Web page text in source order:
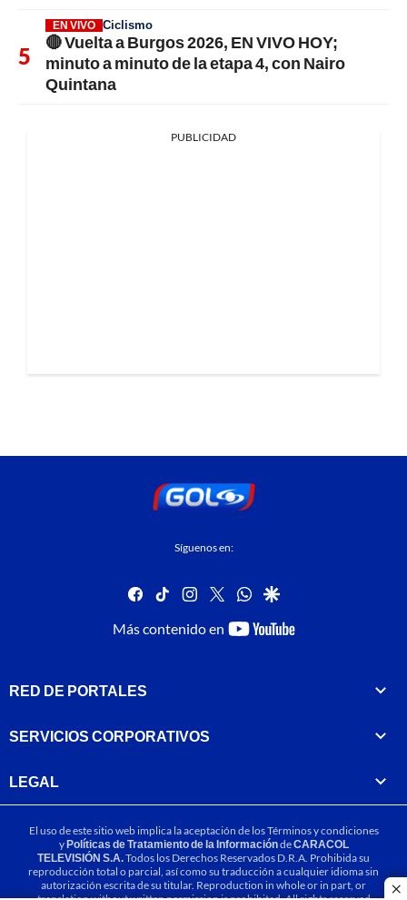
EN VIVO Ciclismo
🔴 Vuelta a Burgos 2026, EN VIVO HOY;
minuto a minuto de la etapa 4, con Nairo
Quintana
PUBLICIDAD
Síguenos en:
facebook
tiktok instagram
twitterwhatsapp
google
Más contenido en
youtube-
RED DE PORTALES
SERVICIOS CORPORATIVOS
LEGAL
El uso de este sitio web implica la aceptación de losTérminos y condiciones
yPolíticas de Tratamiento de la InformacióndeCARACOL
TELEVISIÓN S.A.Todos los Derechos Reservados D.R.A. Prohibida su
reproducción total o parcial, así como su traducción a cualquier idioma sin
autorización escrita de su titular. Reproduction in whole or in part, or